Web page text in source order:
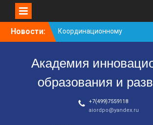
Новости:
Координационному
центру-25 лет!
группа
С юбилеем КЦ!
Академия
образования и
+7(499)7559118
aiordpo@yandex.ru